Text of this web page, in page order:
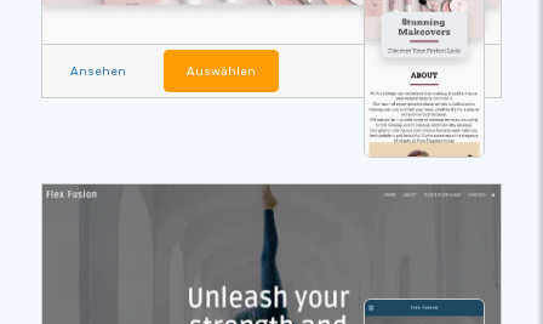
Ansehen Auswählen